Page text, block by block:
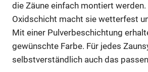
die Zäune einfach montiert
Oxidschicht macht sie wetterfest
Mit einer Pulverbeschichtung
gewünschte Farbe. Für jedes
selbstverständlich auch das